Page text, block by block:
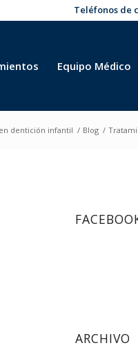
Teléfonos de
Equipo Médico
dentición infantil / Blog /
ARCHIVO